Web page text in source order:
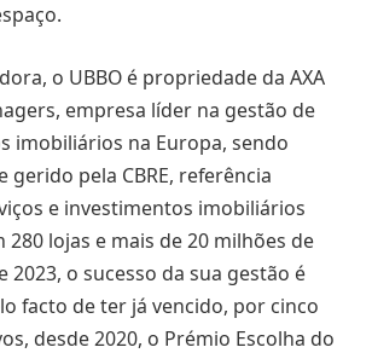
o UBBO é propriedade da AXA
empresa líder na gestão de
imobiliários na Europa, sendo
gerido pela CBRE, referência
e investimentos imobiliários
280 lojas e mais de 20 milhões de
2023, o sucesso da sua gestão é
facto de ter já vencido, por cinco
desde 2020, o Prémio Escolha do